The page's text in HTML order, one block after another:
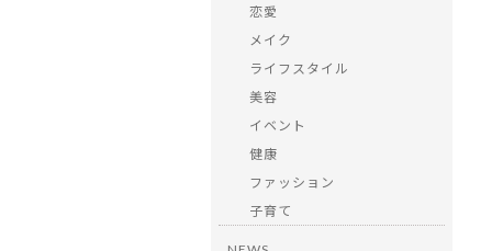
恋愛
メイク
ライフスタイル
美容
イベント
健康
ファッション
子育て